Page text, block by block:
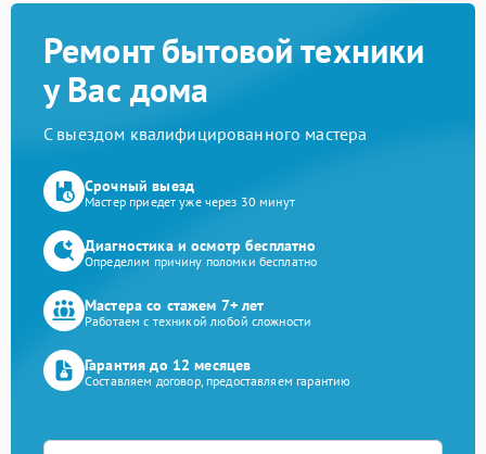
Ремонт бытовой техники
у Вас дома
С выездом квалифицированного мастера
Срочный выезд
Мастер приедет уже через 30 минут
Диагностика и осмотр бесплатно
Определим причину поломки бесплатно
Мастера со стажем 7+ лет
Работаем с техникой любой сложности
Гарантия до 12 месяцев
Составляем договор, предоставляем гарантию